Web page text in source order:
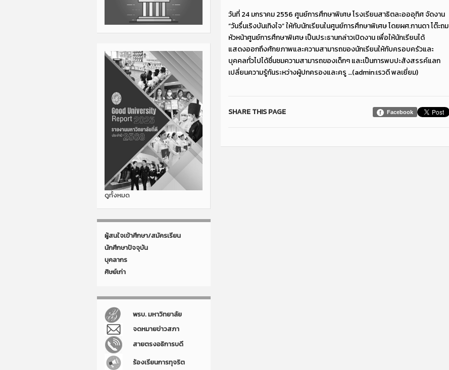
ดูทั้งหมด
ผู้สนใจเข้าศึกษา/สมัครเรียน
นักศึกษาปัจจุบัน
บุคลากร
ศิษย์เก่า
พรบ. มหาวิทยาลัย
จดหมายข่าวสภา
สายตรงอธิการบดี
ร้องเรียนการทุจริต
วันที่ 24 มกราคม 2556 ศูนย์การศึกษาพิเศษ โรงเรียนสาธิตละอออุทิศ จัดงาน
”วันรื่นเริงบันเทิงใจ” ให้กับนักเรียนในศูนย์การศึกษาพิเศษ โดยผศ.กานดา โต๊ะถม
หัวหน้าศูนย์การศึกษาพิเศษ เป็นประธานกล่าวเปิดงาน เพื่อให้นักเรียนได้
แสดงออกถึงศักยภาพและความสามารถของนักเรียนให้กับครอบครัวและ
บุคคลทั่วไปได้ชื่นชมความสามารถของเด็กๆ และเป็นการพบปะสังสรรค์แลก
เปลี่ยนความรู้กันระหว่างผู้ปกครองและครู …(admin:เรวดี พลเยี่ยม)
Facebook
SHARE THIS PAGE